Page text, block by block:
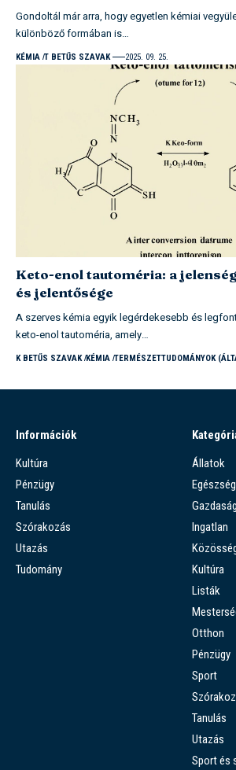
Gondoltál már arra, hogy egyetlen kémiai
különböző formában is…
KÉMIA T BETŰS SZAVAK 2025. 09. 25.
Keto-enol tautoméria: a
és jelentősége
A szerves kémia egyik legérdekesebb és
keto-enol tautoméria, amely…
K BETŰS SZAVAK KÉMIA TERMÉSZETTUDOMÁNYOK
Információk
Kultúra
Pénzügy
Tanulás
Szórakozás
Utazás
Tudomány
Állatok
Egészség
Gazdaság
Ingatlan
Kultúra
Listák
Otthon
Pénzügy
Sport
Tanulás
Utazás
Sport és